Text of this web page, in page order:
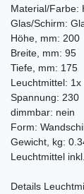
Material/Farbe:
Glas/Schirm:
Höhe, mm: 200
Breite, mm: 95
Tiefe, mm: 175
Leuchtmittel:
Spannung: 230
dimmbar: nein
Form:
Gewicht, kg:
Leuchtmittel
Details